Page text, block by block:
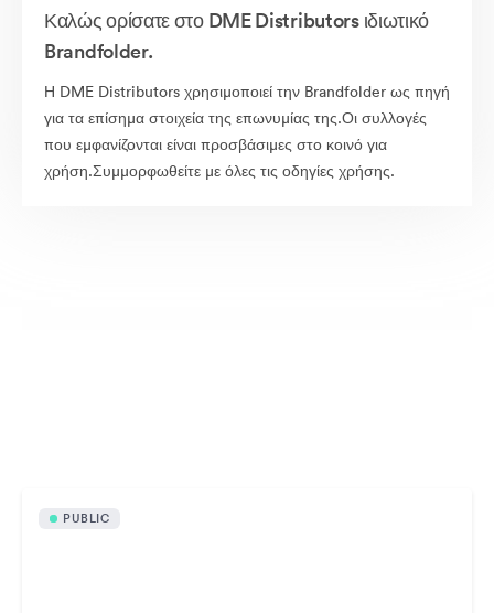
Καλώς ορίσατε στο DME Distributors ιδιωτικό
Brandfolder.
Η DME Distributors χρησιμοποιεί την Brandfolder ως πηγή
για τα επίσημα στοιχεία της επωνυμίας της.Οι συλλογές
που εμφανίζονται είναι προσβάσιμες στο κοινό για
χρήση.Συμμορφωθείτε με όλες τις οδηγίες χρήσης.
PUBLIC